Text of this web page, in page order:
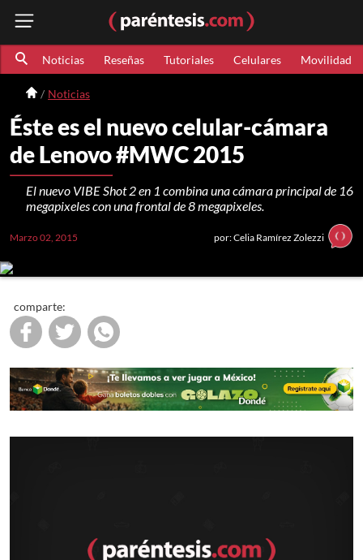
Noticias Reseñas Tutoriales Celulares Movilidad
Noticias
Éste es el nuevo celular-cámara
de Lenovo #MWC 2015
El nuevo VIBE Shot 2 en 1 combina una cámara principal de 16
megapixeles con una frontal de 8 megapixeles.
Marzo 02, 2015 por: Celia Ramírez Zolezzi
comparte: